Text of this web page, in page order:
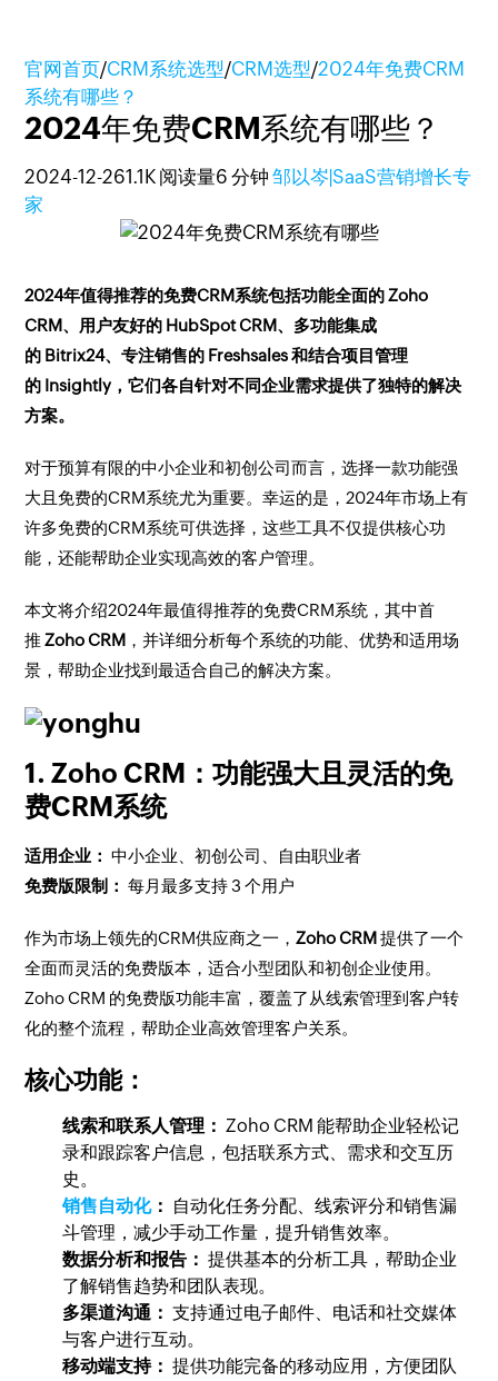
官网首页/CRM系统选型/CRM选型/2024年免费CRM
系统有哪些？
2024年免费CRM系统有哪些？
2024-12-261.1K 阅读量6 分钟 邹以岑|SaaS营销增长专
家
2024年值得推荐的免费CRM系统包括功能全面的 Zoho
CRM、用户友好的 HubSpot CRM、多功能集成
的 Bitrix24、专注销售的 Freshsales 和结合项目管理
的 Insightly，它们各自针对不同企业需求提供了独特的解决
方案。
对于预算有限的中小企业和初创公司而言，选择一款功能强
大且免费的CRM系统尤为重要。幸运的是，2024年市场上有
许多免费的CRM系统可供选择，这些工具不仅提供核心功
能，还能帮助企业实现高效的客户管理。
本文将介绍2024年最值得推荐的免费CRM系统，其中首
推Zoho CRM ，并详细分析每个系统的功能、优势和适用场
景，帮助企业找到最适合自己的解决方案。
1. Zoho CRM：功能强大且灵活的免
费CRM系统
适用企业： 中小企业、初创公司、自由职业者
免费版限制： 每月最多支持 3 个用户
作为市场上领先的CRM供应商之一，Zoho CRM提供了一个
全面而灵活的免费版本，适合小型团队和初创企业使用。
Zoho CRM 的免费版功能丰富，覆盖了从线索管理到客户转
化的整个流程，帮助企业高效管理客户关系。
核心功能：
线索和联系人管理： Zoho CRM 能帮助企业轻松记
录和跟踪客户信息，包括联系方式、需求和交互历
史。
销售自动化： 自动化任务分配、线索评分和销售漏
斗管理，减少手动工作量，提升销售效率。
数据分析和报告： 提供基本的分析工具，帮助企业
了解销售趋势和团队表现。
多渠道沟通： 支持通过电子邮件、电话和社交媒体
与客户进行互动。
移动端支持： 提供功能完备的移动应用，方便团队